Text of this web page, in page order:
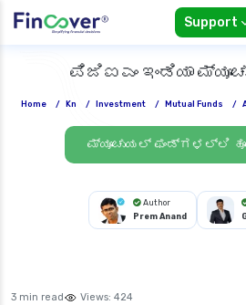
Support
ಪಿಜಿಐಎಂ ಇಂಡಿಯಾ
Home / Kn / Investment / Mutual Funds /
ಮ್ಯೂಚುಯಲ್ ಫಂಡ್‌ಗಳಲ್ಲಿ
Author
Prem Anand
3 min read Views: 424